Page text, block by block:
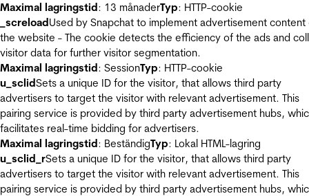
Maximal lagringstid: 13 månaderTyp: HTTP-cookie
_screloadUsed by Snapchat to implement advertisement content
the website - The cookie detects the efficiency of the ads and
visitor data for further visitor segmentation.
Maximal lagringstid: SessionTyp: HTTP-cookie
u_sclidSets a unique ID for the visitor, that allows third party
advertisers to target the visitor with relevant advertisement. This
pairing service is provided by third party advertisement hubs,
facilitates real-time bidding for advertisers.
Maximal lagringstid: BeständigTyp: Lokal HTML-lagring
u_sclid_rSets a unique ID for the visitor, that allows third party
advertisers to target the visitor with relevant advertisement. This
pairing service is provided by third party advertisement hubs,